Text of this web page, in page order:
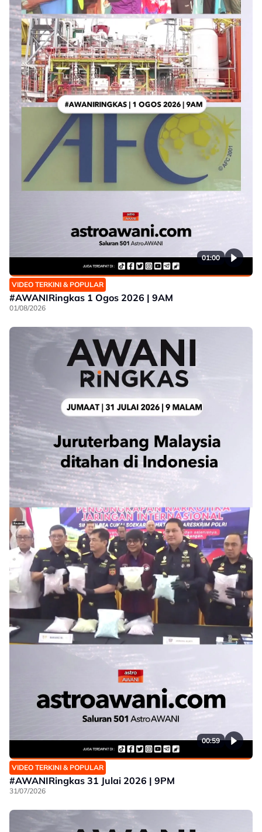
01:00
VIDEO TERKINI & POPULAR
#AWANIRingkas 1 Ogos 2026 | 9AM
01/08/2026
00:59
VIDEO TERKINI & POPULAR
#AWANIRingkas 31 Julai 2026 | 9PM
31/07/2026